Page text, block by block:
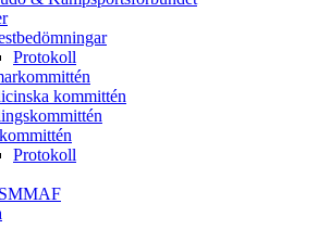
Protokoll
kommittén
Protokoll